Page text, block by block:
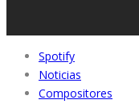
Spotify
Noticias
Compositores